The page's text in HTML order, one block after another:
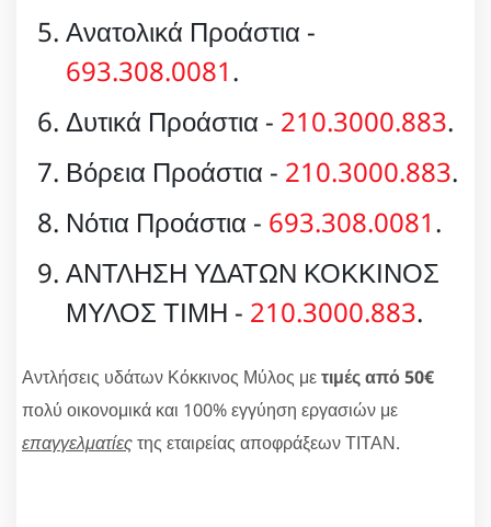
Ανατολικά Προάστια -
693.308.0081.
Δυτικά Προάστια - 210.3000.883.
Βόρεια Προάστια - 210.3000.883.
Νότια Προάστια - 693.308.0081.
ΑΝΤΛΗΣΗ ΥΔΑΤΩΝ ΚΟΚΚΙΝΟΣ
ΜΥΛΟΣ ΤΙΜΗ - 210.3000.883.
Αντλήσεις υδάτων Κόκκινος Μύλος μετιμές από 50€
πολύ οικονομικά και 100% εγγύηση εργασιών με
επαγγελματίεςτης εταιρείας αποφράξεων ΤΙΤΑΝ.